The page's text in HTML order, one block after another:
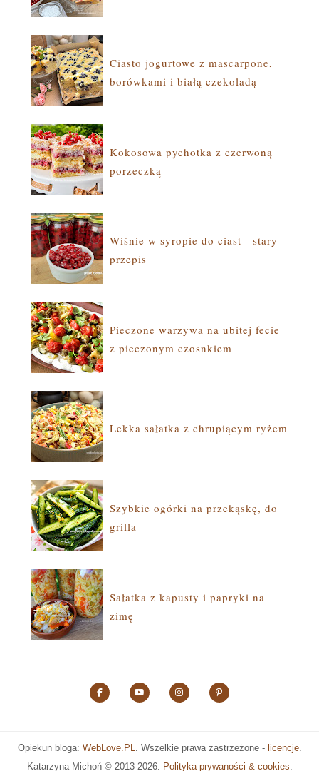
Ciasto jogurtowe z mascarpone,
borówkami i białą czekoladą
Kokosowa pychotka z czerwoną
porzeczką
Wiśnie w syropie do ciast - stary
przepis
Pieczone warzywa na ubitej fecie
z pieczonym czosnkiem
Lekka sałatka z chrupiącym ryżem
Szybkie ogórki na przekąskę, do
grilla
Sałatka z kapusty i papryki na
zimę
Opiekun bloga: WebLove.PL . Wszelkie prawa zastrzeżone - licencje.
Katarzyna Michoń © 2013-2026. Polityka prywaności & cookies